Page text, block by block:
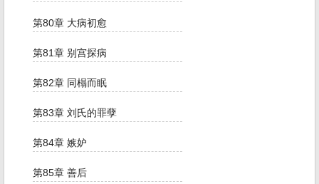
第80章 大病初愈
第81章 别宫探病
第82章 同榻而眠
第83章 刘氏的罪孽
第84章 嫉妒
第85章 善后